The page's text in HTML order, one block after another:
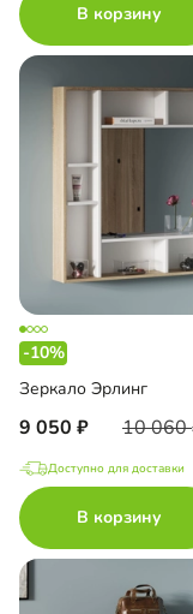
В корзину
-10%
Зеркало Эрлинг
9 050 10 060
Доступно для доставки
В корзину